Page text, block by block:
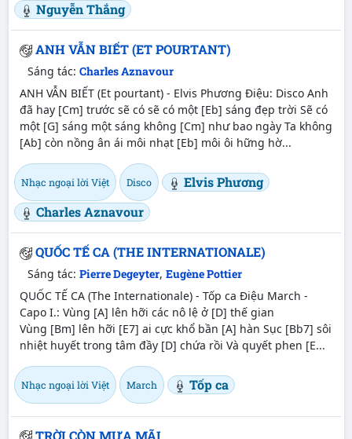
Nguyễn Thắng
ANH VẪN BIẾT (ET POURTANT)
Sáng tác: Charles Aznavour
ANH VẪN BIẾT (Et pourtant) - Elvis Phương Điệu: Disco Anh
đã hay [Cm] trước sẽ có sẽ có một [Eb] sáng đẹp trời Sẽ có
một [G] sáng một sáng không [Cm] như bao ngày Ta không
[Ab] còn nồng ân ái môi nhạt [Eb] môi ôi hững hờ...
Nhạc ngoại lời Việt Disco
Elvis Phương
Charles Aznavour
QUỐC TẾ CA (THE INTERNATIONALE)
Sáng tác: Pierre Degeyter, Eugène Pottier
QUỐC TẾ CA (The Internationale) - Tốp ca Điệu March -
Capo I.: Vùng [A] lên hỡi các nô lệ ở [D] thế gian
Vùng [Bm] lên hỡi [E7] ai cực khổ bần [A] hàn Sục [Bb7] sôi
nhiệt huyết trong tâm đầy [D] chứa rồi Và quyết phen [E...
Nhạc ngoại lời Việt March Tốp ca
TRỜI CÒN MƯA MÃI